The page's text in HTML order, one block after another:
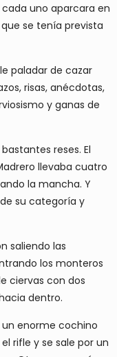
uno aparcara en
se tenía prevista
paladar de cazar
risas, anécdotas,
y ganas de
reses. El
llevaba cuatro
la mancha. Y
su categoría y
saliendo las
los monteros
ciervas con dos
dentro.
un enorme cochino
rifle y se sale por un